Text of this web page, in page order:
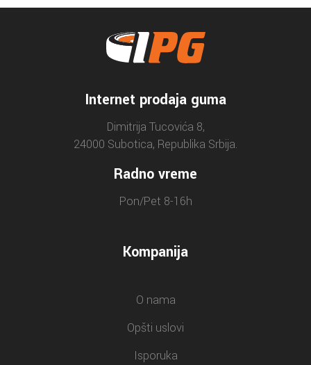
Internet prodaja guma
Dimitrija Tucovića 8,
24000 Subotica, Republika Srbija.
Radno vreme
Pon/Pet 8-16h
Kompanija
O nama
Opšti uslovi
Isporuka